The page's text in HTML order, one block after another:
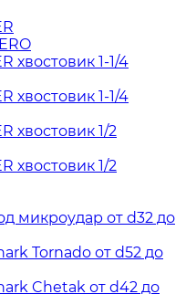
хвостовик 1-1/4
хвостовик 1-1/4
хвостовик 1/2
хвостовик 1/2
микроудар от d32 до
Tornado от d52 до
Chetak от d42 до